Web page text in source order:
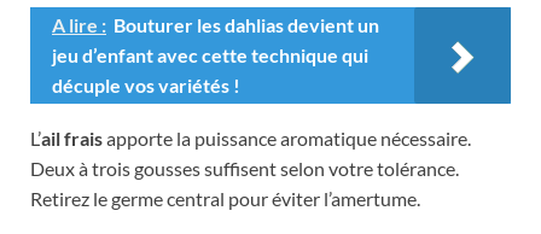
A lire : Bouturer les dahlias devient un
jeu d’enfant avec cette technique qui
décuple vos variétés !
L’ail fraisapporte la puissance aromatique nécessaire.
Deux à trois gousses suffisent selon votre tolérance.
Retirez le germe central pour éviter l’amertume.